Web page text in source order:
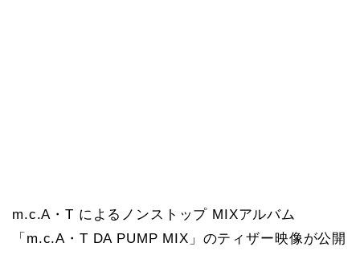
m.c.A・T によるノンストップ MIXアルバム
「m.c.A・T DA PUMP MIX」のティザー映像が公開